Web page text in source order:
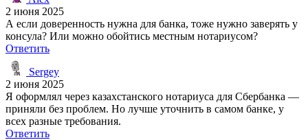
2 июня 2025
А если доверенность нужна для банка, тоже нужно заверять у
консула? Или можно обойтись местным нотариусом?
Ответить
Sergey
2 июня 2025
Я оформлял через казахстанского нотариуса для Сбербанка —
приняли без проблем. Но лучше уточнить в самом банке, у
всех разные требования.
Ответить